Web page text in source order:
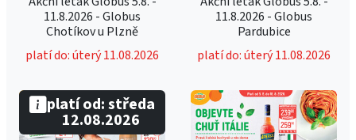
11.8.2026 - Globus
Chotíkov u Plzně
platí do: úterý 11.08.2026
11.8.2026 - Globus
Pardubice
platí do: úterý 11.08.2026
platí od: středa
12.08.2026